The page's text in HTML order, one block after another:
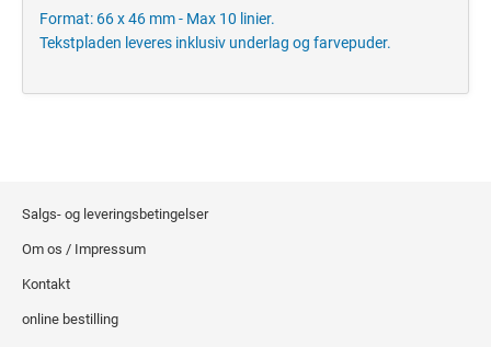
Format: 66 x 46 mm - Max 10 linier.
Tekstpladen leveres inklusiv underlag og farvepuder.
Salgs- og leveringsbetingelser
Om os / Impressum
Kontakt
online bestilling